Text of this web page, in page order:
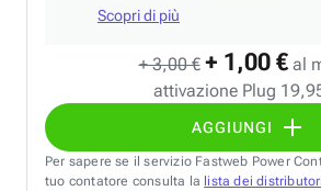
+ 3,00 € + 1,00 € al
attivazione Plug
AGGIUNGI
Scopri di più
Per sapere se il servizio Fastweb Power
tuo contatore consulta la lista dei distributori